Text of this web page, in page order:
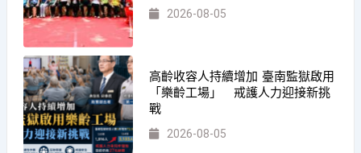
2026-08-05
高齡收容人持續增加 臺南監獄啟用
「樂齡工場」 戒護人力迎接新挑
戰
2026-08-05